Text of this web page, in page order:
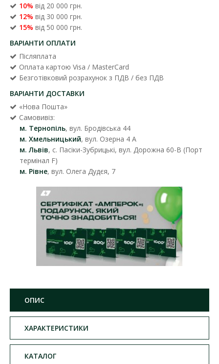
10% від 20 000 грн.
12% від 30 000 грн.
15% від 50 000 грн.
ВАРІАНТИ ОПЛАТИ
Післяплата
Оплата картою Visa / MasterCard
Безготівковий розрахунок з ПДВ / без ПДВ
ВАРІАНТИ ДОСТАВКИ
«Нова Пошта»
Самовивіз:
м. Тернопіль, вул. Бродівська 44
м. Хмельницький, вул. Озерна 4 А
м. Львів, с. Пасіки-Зубрицькі, вул. Дорожна 60-В (Порт
термінал F)
м. Рівне, вул. Олега Дудєя, 7
ОПИС
ХАРАКТЕРИСТИКИ
КАТАЛОГ